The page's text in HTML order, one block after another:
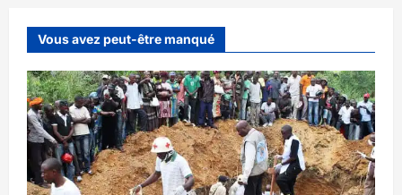
Vous avez peut-être manqué